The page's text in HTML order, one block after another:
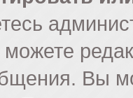
Вы